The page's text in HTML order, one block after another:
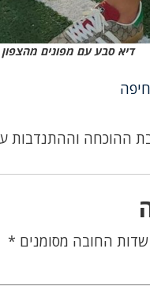
דיא סבע עם מפונים מהצפון
ההוכחה וההתנדבות
שדות החובה מסומנים *